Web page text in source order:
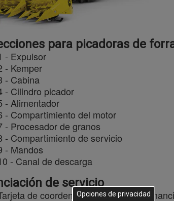
para picadoras de
- Expulsor
- Kemper
- Cabina
- Cilindro picador
- Alimentador
- Compartimiento del motor
- Procesador de granos
- Compartimiento de servicio
- Mandos
- Canal de descarga
de servicio
de coordenadas John Deere
Opciones de privacidad